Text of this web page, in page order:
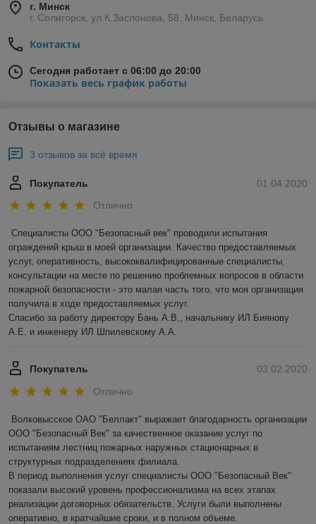
г. Минск
г. Солигорск, ул.К.Заслонова, 58, Минск, Беларусь
Контакты
Сегодня работает с 06:00 до 20:00
Показать весь график работы
Отзывы о магазине
3 отзывов за всё время
01.04.2020
Покупатель
Отлично
Специалисты ООО "Безопасный век" проводили испытания
ограждений крыш в моей организации. Качество предоставляемых
услуг, оперативность, высококвалифицированные специалисты,
консультации на месте по решению проблемных вопросов в области
пожарной безопасности - это малая часть того, что моя организация
получила в ходе предоставляемых услуг.
Спасибо за работу директору Бань А.В., начальнику ИЛ Биянову
А.Е. и инженеру ИЛ Шпилевскому А.А.
03.02.2020
Покупатель
Отлично
Волковысское ОАО "Беллакт" выражает благодарность организации
ООО "Безопасный Век" за качественное оказание услуг по
испытаниям лестниц пожарных наружных стационарных в
структурных подразделениях филиала.
В период выполнения услуг специалисты ООО "Безопасный Век"
показали высокий уровень профессионализма на всех этапах
реализации договорных обязательств. Услуги были выполнены
оперативно, в кратчайшие сроки, и в полном объеме.